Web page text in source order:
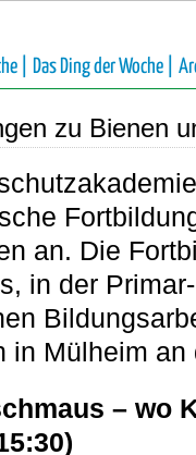
| Das Ding der Woche |
zu Bienen
an. Die
in der
in Mülheim an
– wo